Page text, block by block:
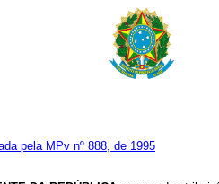
pela MPv nº 888, de 1995